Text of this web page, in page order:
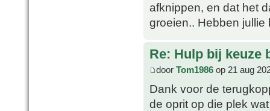
afknippen, en dat het
groeien.. Hebben jullie
Re: Hulp bij keuze
door Tom1986 op 21 aug
Dank voor de
de oprit op die plek